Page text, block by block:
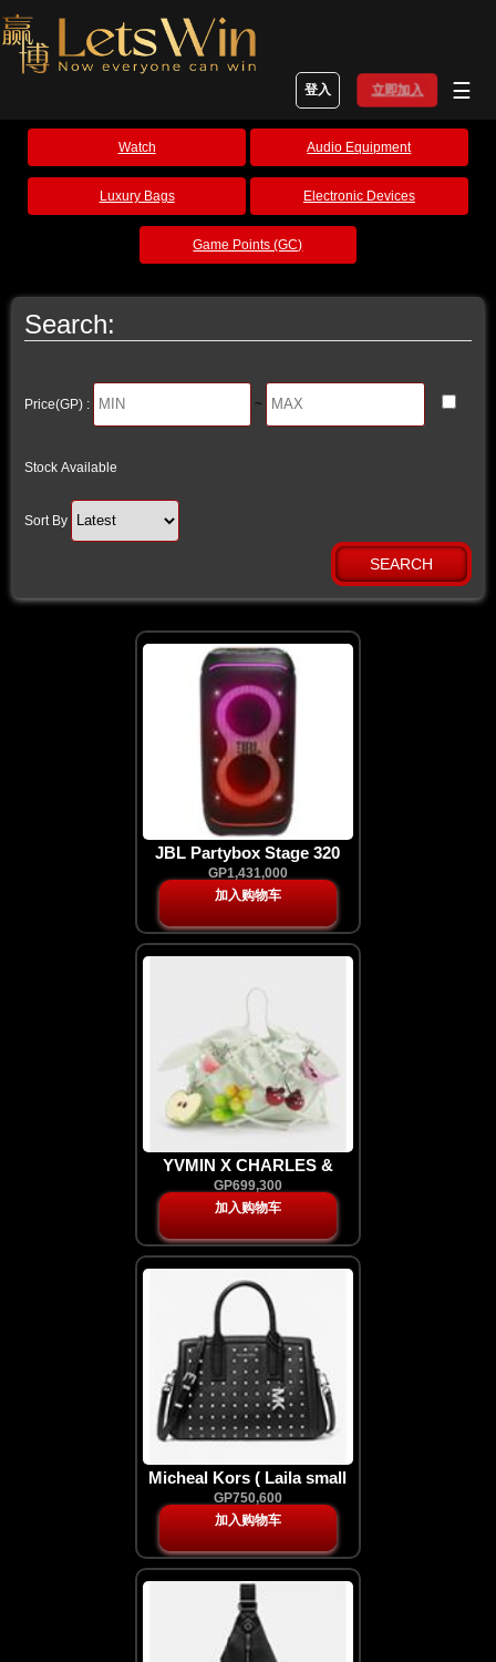
登入 立即加入 ☰
Watch Audio Equipment
Luxury Bags Electronic Devices
Game Points (GC)
Search:
Price(GP) : ~
Stock Available
Sort By
JBL Partybox Stage 320
GP1,431,000
加入购物车
YVMIN X CHARLES &
KEITH Ally Ruched
Slouchy Knotted Bag &
Sorbet
GP699,300
加入购物车
Micheal Kors ( Laila small
studded leather satchel)
GP750,600
加入购物车